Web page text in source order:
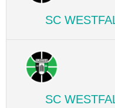
SC
SC